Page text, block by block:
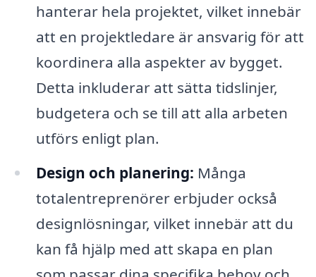
hanterar hela projektet, vilket innebär
att en projektledare är ansvarig för att
koordinera alla aspekter av bygget.
Detta inkluderar att sätta tidslinjer,
budgetera och se till att alla arbeten
utförs enligt plan.
Design och planering: Många
totalentreprenörer erbjuder också
designlösningar, vilket innebär att du
kan få hjälp med att skapa en plan